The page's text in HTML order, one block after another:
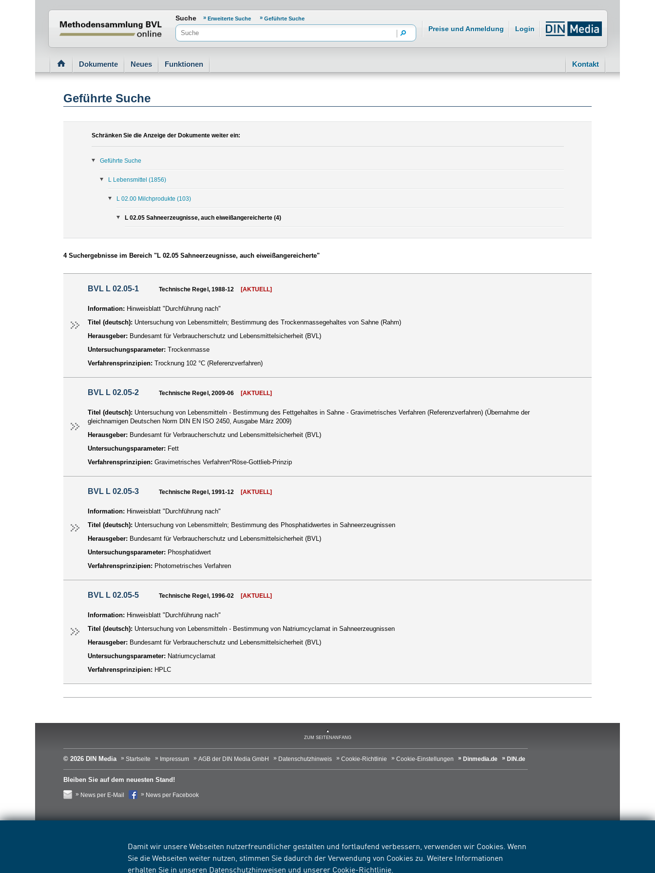
Damit wir unsere Webseiten nutzerfreundlicher gestalten und fortlaufend verbessern, verwenden wir Cookies. Wenn
Sie die Webseiten weiter nutzen, stimmen Sie dadurch der Verwendung von Cookies zu. Weitere Informationen
erhalten Sie in unseren Datenschutzhinweisen und unserer Cookie-Richtlinie
Normenportal Barrierefreiheit
Suche Erweiterte Suche Geführte Suche
Preise und Anmeldung Login
Dokumente Neues Funktionen Kontakt
Geführte Suche
Schränken Sie die Anzeige der Dokumente weiter ein:
Geführte Suche
L Lebensmittel (1856)
L 02.00 Milchprodukte (103)
L 02.05 Sahneerzeugnisse, auch eiweißangereicherte (4)
4 Suchergebnisse im Bereich "L 02.05 Sahneerzeugnisse, auch eiweißangereicherte"
BVL L 02.05-1 Technische Regel, 1988-12 [AKTUELL]
Information: Hinweisblatt "Durchführung nach"
Titel (deutsch): Untersuchung von Lebensmitteln; Bestimmung des Trockenmassegehaltes von Sahne (Rahm)
Herausgeber: Bundesamt für Verbraucherschutz und Lebensmittelsicherheit (BVL)
Untersuchungsparameter: Trockenmasse
Verfahrensprinzipien: Trocknung 102 °C (Referenzverfahren)
BVL L 02.05-2 Technische Regel, 2009-06 [AKTUELL]
Titel (deutsch): Untersuchung von Lebensmitteln - Bestimmung des Fettgehaltes in Sahne - Gravimetrisches Verfahren (Referenzverfahren) (Übernahme der
gleichnamigen Deutschen Norm DIN EN ISO 2450, Ausgabe März 2009)
Herausgeber: Bundesamt für Verbraucherschutz und Lebensmittelsicherheit (BVL)
Untersuchungsparameter: Fett
Verfahrensprinzipien: Gravimetrisches Verfahren*Röse-Gottlieb-Prinzip
BVL L 02.05-3 Technische Regel, 1991-12 [AKTUELL]
Information: Hinweisblatt "Durchführung nach"
Titel (deutsch): Untersuchung von Lebensmitteln; Bestimmung des Phosphatidwertes in Sahneerzeugnissen
Herausgeber: Bundesamt für Verbraucherschutz und Lebensmittelsicherheit (BVL)
Untersuchungsparameter: Phosphatidwert
Verfahrensprinzipien: Photometrisches Verfahren
BVL L 02.05-5 Technische Regel, 1996-02 [AKTUELL]
Information: Hinweisblatt "Durchführung nach"
Titel (deutsch): Untersuchung von Lebensmitteln - Bestimmung von Natriumcyclamat in Sahneerzeugnissen
Herausgeber: Bundesamt für Verbraucherschutz und Lebensmittelsicherheit (BVL)
Untersuchungsparameter: Natriumcyclamat
Verfahrensprinzipien: HPLC
ZUM SEITENANFANG
© 2026 DIN Media Startseite Impressum AGB der DIN Media GmbH Datenschutzhinweis Cookie-Richtlinie Cookie-Einstellungen Dinmedia.de DIN.de
Bleiben Sie auf dem neuesten Stand!
News per E-Mail News per Facebook